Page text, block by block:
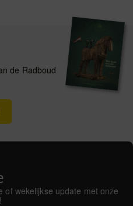
de Radboud
of wekelijkse update met onze